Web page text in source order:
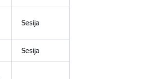
Sesija
Sesija